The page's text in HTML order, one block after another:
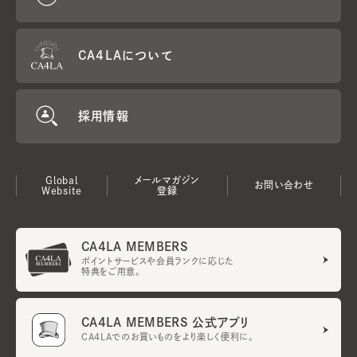
CA4LAについて
採用情報
Global
Website
メールマガジン
登録
お問い合わせ
CA4LA MEMBERS
ポイントサービスや会員ランクに応じた
特典をご用意。
CA4LA MEMBERS 公式アプリ
CA4LAでのお買いものをより楽しく便利に。